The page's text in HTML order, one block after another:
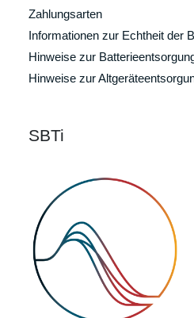
Zahlungsarten
Informationen zur Echtheit der
Hinweise zur
Hinweise zur
SBTi